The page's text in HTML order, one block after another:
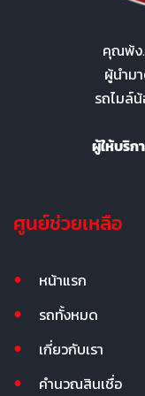
คุณพ้ง
ผู้นำม
รถไมล์
ผู้ให้บริก
ศูนย์ช่วยเหลือ
หน้าแรก
รถทั้งหมด
เกี่ยวกับเรา
คำนวณสินเชื่อ